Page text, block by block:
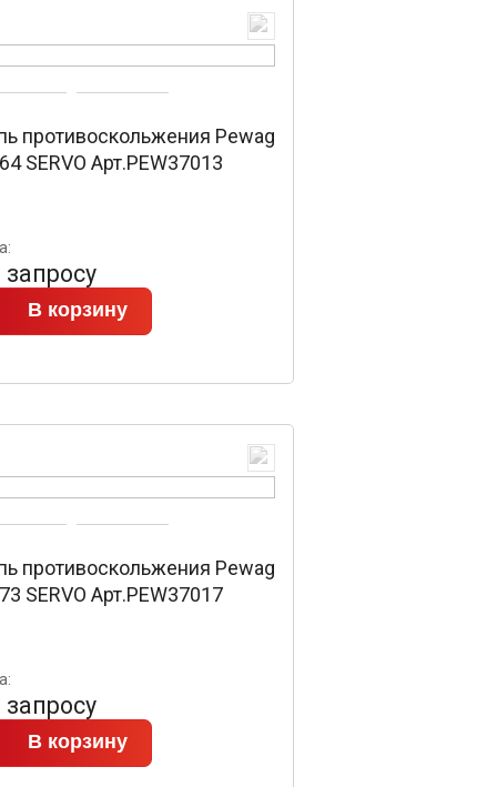
противоскольжения Pewag
SERVO Арт.PEW37013
В корзину
противоскольжения Pewag
SERVO Арт.PEW37017
В корзину